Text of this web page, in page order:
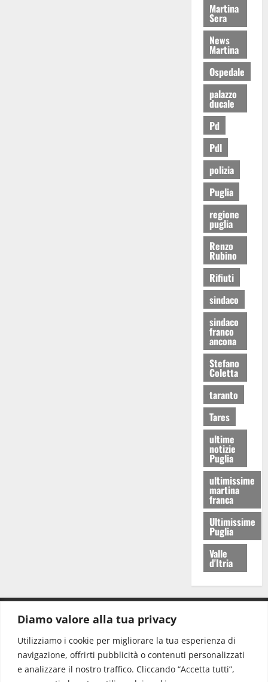
Diamo valore alla tua privacy
Utilizziamo i cookie per migliorare la tua esperienza di
navigazione, offrirti pubblicità o contenuti personalizzati
e analizzare il nostro traffico. Cliccando “Accetta tutti”,
Martina
Sera
News
Martina
Ospedale
palazzo
ducale
Pd
Pdl
polizia
Puglia
regione
puglia
Renzo
Rubino
Rifiuti
sindaco
sindaco
franco
ancona
Stefano
Coletta
taranto
Tares
ultime
notizie
Puglia
ultimissime
martina
franca
Ultimissime
Puglia
Valle
d'Itria
Redazione: redazione@www.martinasera.it
Direttore:direttore@www.martinasera.it